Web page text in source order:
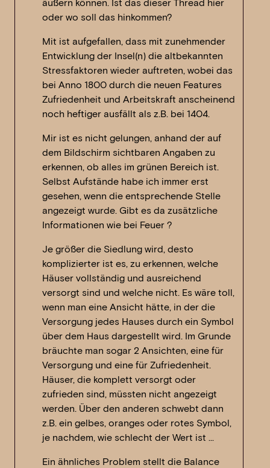
äußern können. Ist das dieser Thread hier
oder wo soll das hinkommen?
Mit ist aufgefallen, dass mit zunehmender
Entwicklung der Insel(n) die altbekannten
Stressfaktoren wieder auftreten, wobei das
bei Anno 1800 durch die neuen Features
Zufriedenheit und Arbeitskraft anscheinend
noch heftiger ausfällt als z.B. bei 1404.
Mir ist es nicht gelungen, anhand der auf
dem Bildschirm sichtbaren Angaben zu
erkennen, ob alles im grünen Bereich ist.
Selbst Aufstände habe ich immer erst
gesehen, wenn die entsprechende Stelle
angezeigt wurde. Gibt es da zusätzliche
Informationen wie bei Feuer ?
Je größer die Siedlung wird, desto
komplizierter ist es, zu erkennen, welche
Häuser vollständig und ausreichend
versorgt sind und welche nicht. Es wäre toll,
wenn man eine Ansicht hätte, in der die
Versorgung jedes Hauses durch ein Symbol
über dem Haus dargestellt wird. Im Grunde
bräuchte man sogar 2 Ansichten, eine für
Versorgung und eine für Zufriedenheit.
Häuser, die komplett versorgt oder
zufrieden sind, müssten nicht angezeigt
werden. Über den anderen schwebt dann
z.B. ein gelbes, oranges oder rotes Symbol,
je nachdem, wie schlecht der Wert ist …
Ein ähnliches Problem stellt die Balance